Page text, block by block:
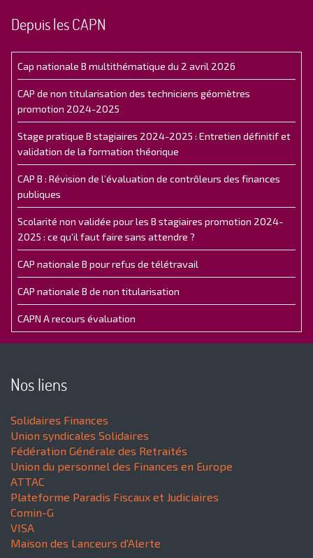
Depuis les CAPN
Cap nationale B multithématique du 2 avril 2026
CAP de non titularisation des techniciens géomètres
promotion 2024-2025
Stage pratique B stagiaires 2024-2025 : Entretien définitif et
validation de la formation théorique
CAP B : Révision de l’évaluation de contrôleurs des finances
publiques
Scolarité non validée pour les B stagiaires promotion 2024-
2025 : ce qu'il faut faire sans attendre ?
CAP nationale B pour refus de télétravail
CAP nationale B de non titularisation
CAPN A recours évaluation
Nos liens
Solidaires Finances
Union syndicales Solidaires
Fédération Générale des Retraités
Union du personnel des Finances en Europe
ATTAC
Plateforme Paradis Fiscaux et Judiciaires
Comin-G
VISA
Maison des Lanceurs d'Alerte